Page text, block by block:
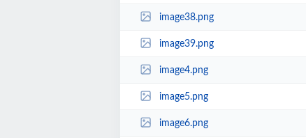
image38.png
image39.png
image4.png
image5.png
image6.png